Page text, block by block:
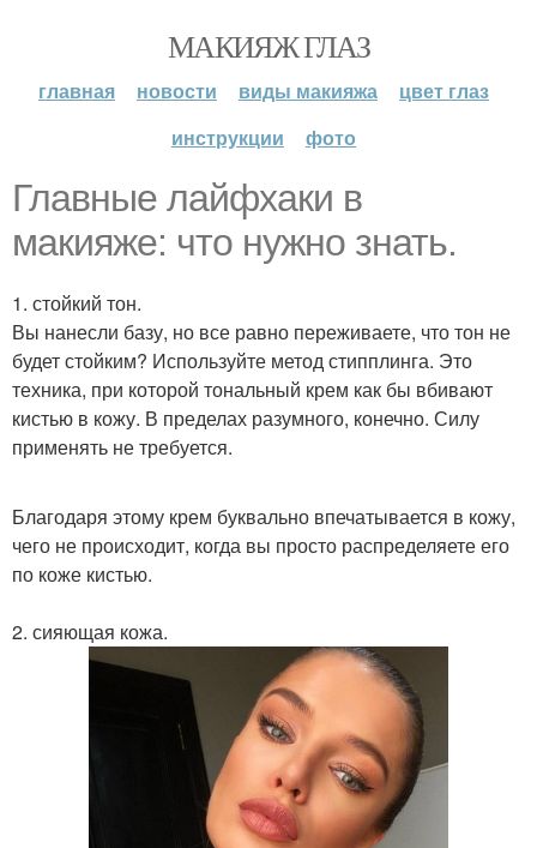
МАКИЯЖ ГЛАЗ
главная новости виды макияжа
цвет глаз
инструкции
фото
Главные лайфхаки в
макияже: что нужно знать.
1. стойкий тон.
Вы нанесли базу, но все равно переживаете, что тон не
будет стойким? Используйте метод стипплинга. Это
техника, при которой тональный крем как бы вбивают
кистью в кожу. В пределах разумного, конечно. Силу
применять не требуется.
Благодаря этому крем буквально впечатывается в кожу,
чего не происходит, когда вы просто распределяете его
по коже кистью.
2. сияющая кожа.